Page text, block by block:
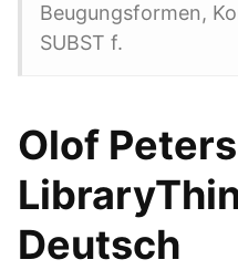
Beugungsformen,
SUBST f.
Olof
Deutsch